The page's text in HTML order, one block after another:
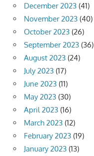
December 2023 (41)
November 2023 (40)
October 2023 (26)
September 2023 (36)
August 2023 (24)
July 2023 (17)
June 2023 (11)
May 2023 (30)
April 2023 (16)
March 2023 (12)
February 2023 (19)
January 2023 (13)